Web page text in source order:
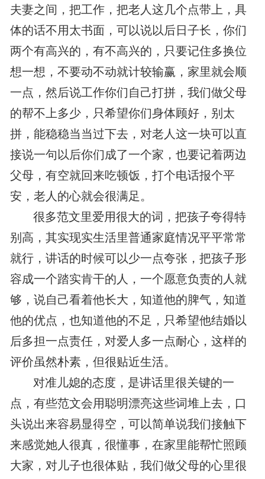
夫妻之间，把工作，把老人这几个点带上，具
体的话不用太书面，可以说以后日子长，你们
两个有高兴的，有不高兴的，只要记住多换位
想一想，不要动不动就计较输赢，家里就会顺
一点，然后说工作你们自己打拼，我们做父母
的帮不上多少，只希望你们身体顾好，别太
拼，能稳稳当当过下去，对老人这一块可以直
接说一句以后你们成了一个家，也要记着两边
父母，有空就回来吃顿饭，打个电话报个平
安，老人的心就会很满足。
很多范文里爱用很大的词，把孩子夸得特
别高，其实现实生活里普通家庭情况平平常常
就行，讲话的时候可以少一点夸张，把孩子形
容成一个踏实肯干的人，一个愿意负责的人就
够，说自己看着他长大，知道他的脾气，知道
他的优点，也知道他的不足，只希望他结婚以
后多担一点责任，对爱人多一点耐心，这样的
评价虽然朴素，但很贴近生活。
对准儿媳的态度，是讲话里很关键的一
点，有些范文会用聪明漂亮这些词堆上去，口
头说出来容易显得空，可以简单说我们接触下
来感觉她人很真，很懂事，在家里能帮忙照顾
大家，对儿子也很体贴，我们做父母的心里很